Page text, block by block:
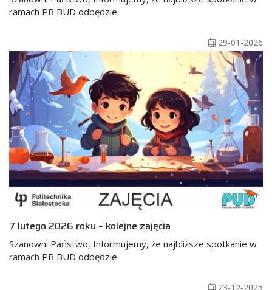
ramach PB BUD odbędzie
29-01-2026
7 lutego 2026 roku – kolejne zajęcia
Szanowni Państwo, Informujemy, że najbliższe spotkanie w
ramach PB BUD odbędzie
23-12-2025